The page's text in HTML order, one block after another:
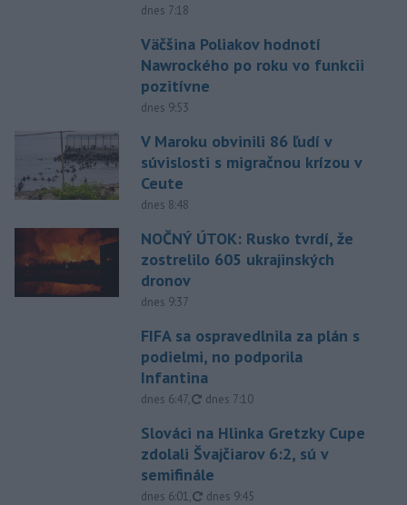
dnes 7:18
Väčšina Poliakov hodnotí
Nawrockého po roku vo funkcii
pozitívne
dnes 9:53
V Maroku obvinili 86 ľudí v
súvislosti s migračnou krízou v
Ceute
dnes 8:48
NOČNÝ ÚTOK: Rusko tvrdí, že
zostrelilo 605 ukrajinských
dronov
dnes 9:37
FIFA sa ospravedlnila za plán s
podielmi, no podporila
Infantina
dnes 6:47, aktualizované
dnes 7:10
Slováci na Hlinka Gretzky Cupe
zdolali Švajčiarov 6:2, sú v
semifinále
dnes 6:01, aktualizované
dnes 9:45